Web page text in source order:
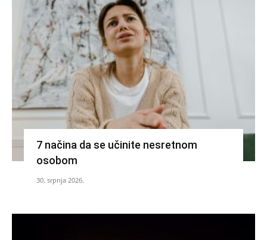
7 načina da se učinite nesretnom
osobom
30. srpnja 2026.